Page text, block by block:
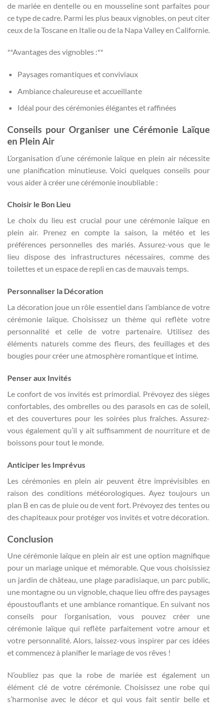
de mariée en dentelle ou en mousseline sont parfaites pour
ce type de cadre. Parmi les plus beaux vignobles, on peut citer
ceux de la Toscane en Italie ou de la Napa Valley en Californie.
**Avantages des vignobles :**
Paysages romantiques et conviviaux
Ambiance chaleureuse et accueillante
Idéal pour des cérémonies élégantes et raffinées
Conseils pour Organiser une Cérémonie Laïque
en Plein Air
L’organisation d’une cérémonie laïque en plein air nécessite
une planification minutieuse. Voici quelques conseils pour
vous aider à créer une cérémonie inoubliable :
Choisir le Bon Lieu
Le choix du lieu est crucial pour une cérémonie laïque en
plein air. Prenez en compte la saison, la météo et les
préférences personnelles des mariés. Assurez-vous que le
lieu dispose des infrastructures nécessaires, comme des
toilettes et un espace de repli en cas de mauvais temps.
Personnaliser la Décoration
La décoration joue un rôle essentiel dans l’ambiance de votre
cérémonie laïque. Choisissez un thème qui reflète votre
personnalité et celle de votre partenaire. Utilisez des
éléments naturels comme des fleurs, des feuillages et des
bougies pour créer une atmosphère romantique et intime.
Penser aux Invités
Le confort de vos invités est primordial. Prévoyez des sièges
confortables, des ombrelles ou des parasols en cas de soleil,
et des couvertures pour les soirées plus fraîches. Assurez-
vous également qu’il y ait suffisamment de nourriture et de
boissons pour tout le monde.
Anticiper les Imprévus
Les cérémonies en plein air peuvent être imprévisibles en
raison des conditions météorologiques. Ayez toujours un
plan B en cas de pluie ou de vent fort. Prévoyez des tentes ou
des chapiteaux pour protéger vos invités et votre décoration.
Conclusion
Une cérémonie laïque en plein air est une option magnifique
pour un mariage unique et mémorable. Que vous choisissiez
un jardin de château, une plage paradisiaque, un parc public,
une montagne ou un vignoble, chaque lieu offre des paysages
époustouflants et une ambiance romantique. En suivant nos
conseils pour l’organisation, vous pouvez créer une
cérémonie laïque qui reflète parfaitement votre amour et
votre personnalité. Alors, laissez-vous inspirer par ces idées
et commencez à planifier le mariage de vos rêves !
N’oubliez pas que la robe de mariée est également un
élément clé de votre cérémonie. Choisissez une robe qui
s’harmonise avec le décor et qui vous fait sentir belle et